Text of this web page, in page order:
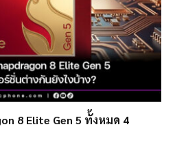
8 Elite Gen 5 ทั้งหมด 4